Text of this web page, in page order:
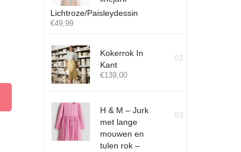
Lichtroze/Paisleydessin
€49,99
Kokerrok In
Kant
€139,00
02
H & M – Jurk
met lange
mouwen en
tulen rok –
03